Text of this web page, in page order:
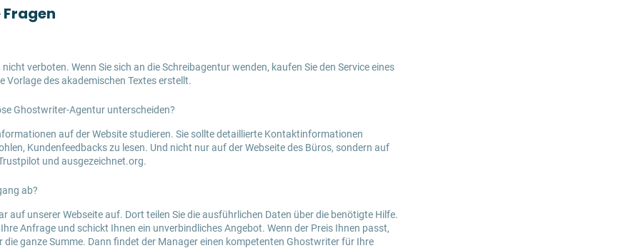
verboten. Wenn Sie sich an die Schreibagentur wenden, kaufen Sie den Service eines
Vorlage des akademischen Textes erstellt.
Ghostwriter-Agentur unterscheiden?
auf der Website studieren. Sie sollte detaillierte Kontaktinformationen
Kundenfeedbacks zu lesen. Und nicht nur auf der Webseite des Büros, sondern auf
und ausgezeichnet.org.
ab?
auf unserer Webseite auf. Dort teilen Sie die ausführlichen Daten über die benötigte Hilfe.
Anfrage und schickt Ihnen ein unverbindliches Angebot. Wenn der Preis Ihnen passt,
die ganze Summe. Dann findet der Manager einen kompetenten Ghostwriter für Ihre